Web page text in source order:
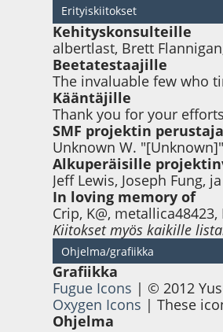
Erityiskiitokset
Kehityskonsulteille
albertlast, Brett
Beetatestaajille
The invaluable few who
Kääntäjille
Thank you for your
SMF projektin
Unknown W.
Alkuperäisille
Jeff Lewis, Joseph Fung,
In loving memory of
Crip, K@,
Kiitokset myös kaikille
Ohjelma/grafiikka
Grafiikka
Fugue Icons | © 2012
Oxygen Icons | These
Ohjelma